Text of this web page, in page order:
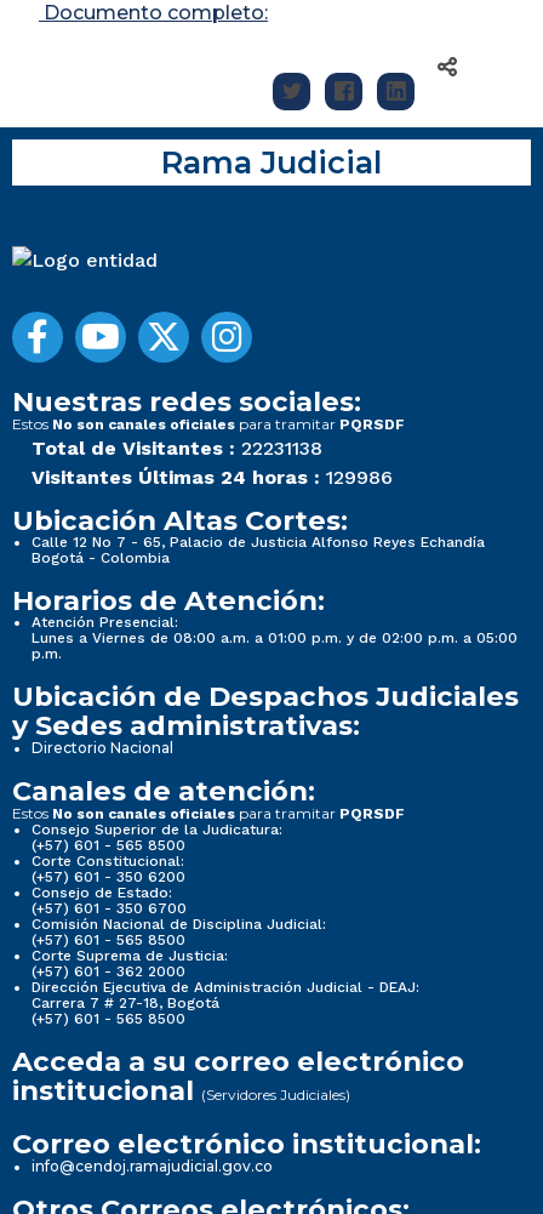
Documento completo:
Rama Judicial
Nuestras redes sociales:
Estos No son canales oficiales para tramitar PQRSDF
Total de Visitantes : 22231138
Visitantes Últimas 24 horas : 129986
Ubicación Altas Cortes:
Calle 12 No 7 - 65, Palacio de Justicia Alfonso Reyes Echandía
Bogotá - Colombia
Horarios de Atención:
Atención Presencial:
Lunes a Viernes de 08:00 a.m. a 01:00 p.m. y de 02:00 p.m. a 05:00
p.m.
Ubicación de Despachos Judiciales
y Sedes administrativas:
Directorio Nacional
Canales de atención:
Estos No son canales oficiales para tramitar PQRSDF
Consejo Superior de la Judicatura:
(+57) 601 - 565 8500
Corte Constitucional:
(+57) 601 - 350 6200
Consejo de Estado:
(+57) 601 - 350 6700
Comisión Nacional de Disciplina Judicial:
(+57) 601 - 565 8500
Corte Suprema de Justicia:
(+57) 601 - 362 2000
Dirección Ejecutiva de Administración Judicial - DEAJ:
Carrera 7 # 27-18, Bogotá
(+57) 601 - 565 8500
Acceda a su correo electrónico
institucional (Servidores Judiciales)
Correo electrónico institucional:
info@cendoj.ramajudicial.gov.co